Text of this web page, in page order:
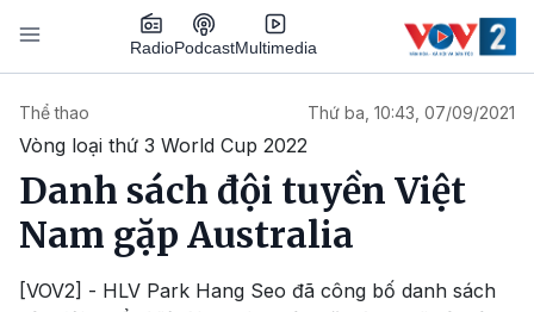
Nhảy đến nội dung
RadioPodcastMultimedia
Thể thao Thứ ba, 10:43, 07/09/2021
Vòng loại thứ 3 World Cup 2022
Danh sách đội tuyền Việt
Nam gặp Australia
[VOV2] - HLV Park Hang Seo đã công bố danh sách